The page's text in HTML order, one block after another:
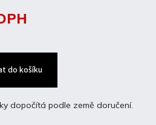
do košíku
dopočítá podle země doručení.